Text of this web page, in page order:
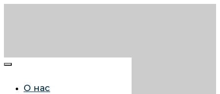
О нас